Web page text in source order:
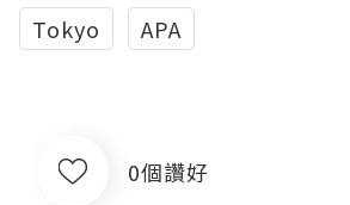
Tokyo
APA
0個讚好